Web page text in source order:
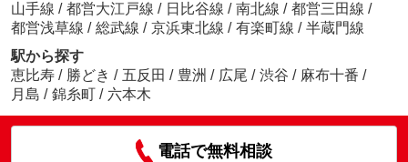
山手線 / 都営大江戸線 / 日比谷線 / 南北線 / 都営三田線 /
都営浅草線 / 総武線 / 京浜東北線 / 有楽町線 / 半蔵門線
駅から探す
恵比寿 / 勝どき / 五反田 / 豊洲 / 広尾 / 渋谷 / 麻布十番 /
月島 / 錦糸町 / 六本木
電話で無料相談